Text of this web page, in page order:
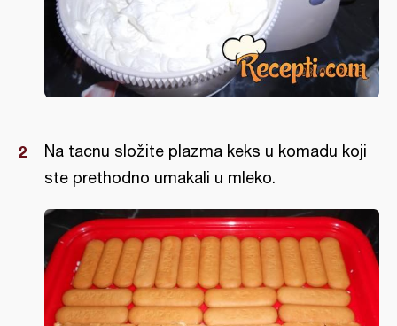
Na tacnu složite plazma keks u komadu koji
ste prethodno umakali u mleko.